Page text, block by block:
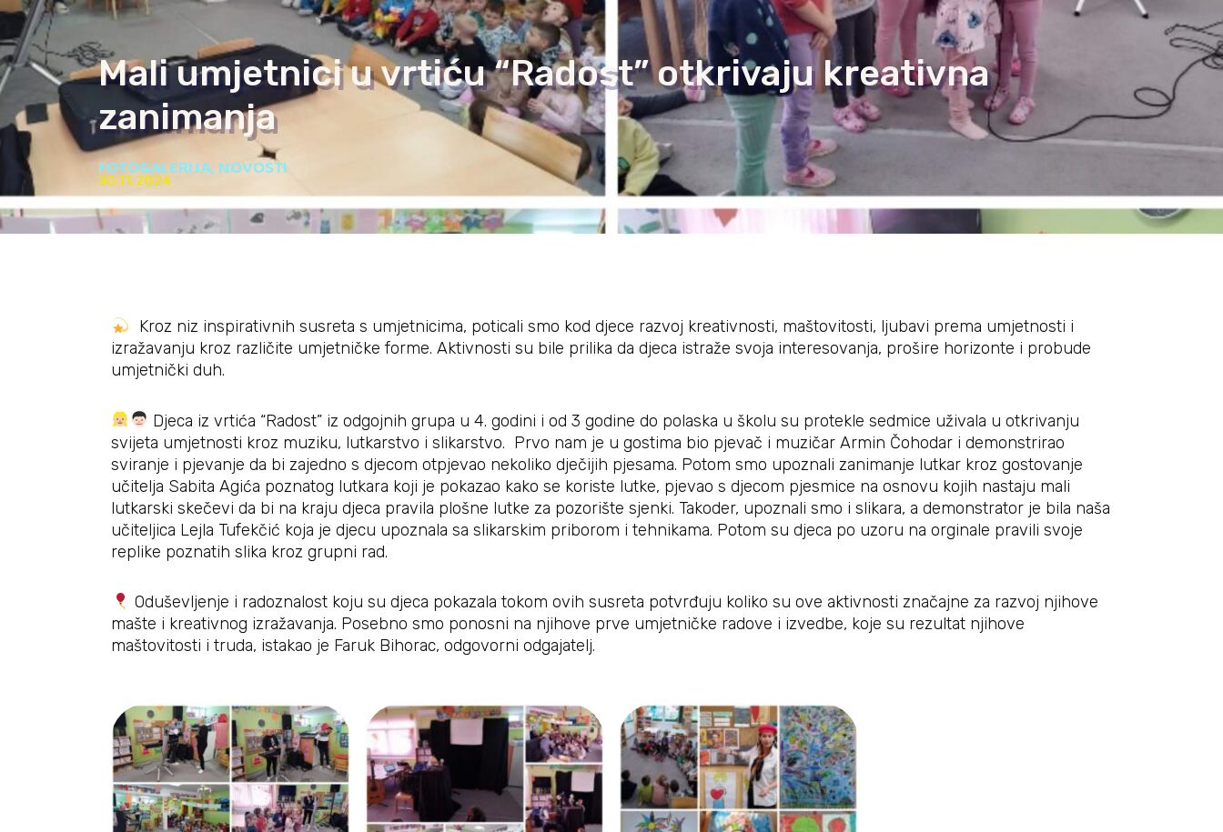
Mali umjetnici u vrtiću “Radost” otkrivaju kreativna
zanimanja
FOTOGALERIJA,NOVOSTI
30.11.2024
Kroz niz inspirativnih susreta s umjetnicima, poticali smo kod djece razvoj kreativnosti, maštovitosti, ljubavi prema umjetnosti i
izražavanju kroz različite umjetničke forme. Aktivnosti su bile prilika da djeca istraže svoja interesovanja, prošire horizonte i probude
umjetnički duh.
Djeca iz vrtića “Radost” iz odgojnih grupa u 4. godini i od 3 godine do polaska u školu su protekle sedmice uživala u otkrivanju
svijeta umjetnosti kroz muziku, lutkarstvo i slikarstvo. Prvo nam je u gostima bio pjevač i muzičar Armin Čohodar i demonstrirao
sviranje i pjevanje da bi zajedno s djecom otpjevao nekoliko dječijih pjesama. Potom smo upoznali zanimanje lutkar kroz gostovanje
učitelja Sabita Agića poznatog lutkara koji je pokazao kako se koriste lutke, pjevao s djecom pjesmice na osnovu kojih nastaju mali
lutkarski skečevi da bi na kraju djeca pravila plošne lutke za pozorište sjenki. Takoder, upoznali smo i slikara, a demonstrator je bila naša
učiteljica Lejla Tufekčić koja je djecu upoznala sa slikarskim priborom i tehnikama. Potom su djeca po uzoru na orginale pravili svoje
replike poznatih slika kroz grupni rad.
Oduševljenje i radoznalost koju su djeca pokazala tokom ovih susreta potvrđuju koliko su ove aktivnosti značajne za razvoj njihove
mašte i kreativnog izražavanja. Posebno smo ponosni na njihove prve umjetničke radove i izvedbe, koje su rezultat njihove
maštovitosti i truda, istakao je Faruk Bihorac, odgovorni odgajatelj.